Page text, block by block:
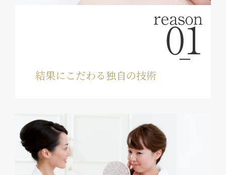
結果にこだわる独自の技術